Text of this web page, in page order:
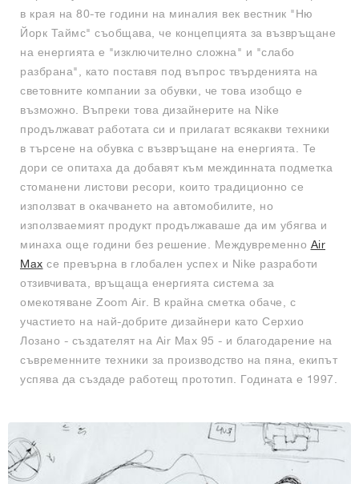
в края на 80-те години на миналия век вестник "Ню
Йорк Таймс" съобщава, че концепцията за възвръщане
на енергията е "изключително сложна" и "слабо
разбрана", като поставя под въпрос твърденията на
световните компании за обувки, че това изобщо е
възможно. Въпреки това дизайнерите на Nike
продължават работата си и прилагат всякакви техники
в търсене на обувка с възвръщане на енергията. Те
дори се опитаха да добавят към междинната подметка
стоманени листови ресори, които традиционно се
използват в окачването на автомобилите, но
използваемият продукт продължаваше да им убягва и
минаха още години без решение. Междувременно Air
Max се превърна в глобален успех и Nike разработи
отзивчивата, връщаща енергията система за
омекотяване Zoom Air. В крайна сметка обаче, с
участието на най-добрите дизайнери като Серхио
Лозано - създателят на Air Max 95 - и благодарение на
съвременните техники за производство на пяна, екипът
успява да създаде работещ прототип. Годината е 1997.